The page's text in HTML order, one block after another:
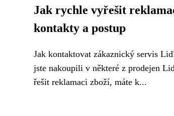
Jak rychle vyřešit
kontakty a postup
Jak kontaktovat zákaznický servis
jste nakoupili v některé z prodejen
řešit reklamaci zboží, máte k...